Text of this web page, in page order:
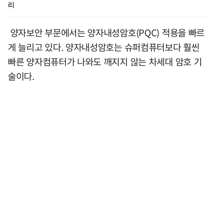
리
양자보안 부문에서는 양자내성암호(PQC) 적용을 빠르
게 늘리고 있다. 양자내성암호는 슈퍼컴퓨터보다 훨씬
빠른 양자컴퓨터가 나와도 깨지지 않는 차세대 암호 기
술이다.